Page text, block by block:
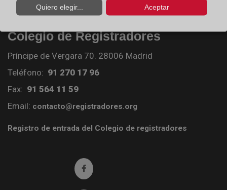
Colegio de Registradores
Príncipe de Vergara 70. 28006 Madrid
Teléfono: 91 270 17 96
Fax: 91 564 11 59
Email: contacto@registradores.org
Registro de entrada del Colegio de registradores
Ir a facebook (abre en ventana nueva)
Quiero elegir... Aceptar